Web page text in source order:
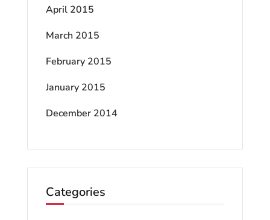
April 2015
March 2015
February 2015
January 2015
December 2014
Categories